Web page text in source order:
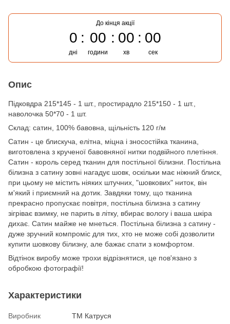
До кінця акції
0
дні
00
години
00
хв
00
сек
Опис
Підковдра 215*145 - 1 шт., простирадло 215*150 - 1 шт.,
наволочка 50*70 - 1 шт.
Cклад: сатин, 100% бавовна, щільність 120 г/м
Сатин - це блискуча, елітна, міцна і зносостійка тканина,
виготовлена з крученої бавовняної нитки подвійного плетіння.
Сатин - король серед тканин для постільної білизни. Постільна
білизна з сатину зовні нагадує шовк, оскільки має ніжний блиск,
при цьому не містить ніяких штучних, "шовкових" ниток, він
м'який і приємний на дотик. Завдяки тому, що тканина
прекрасно пропускає повітря, постільна білизна з сатину
зігріває взимку, не парить в літку, вбирає вологу і ваша шкіра
дихає. Сатин майже не мнеться. Постільна білизна з сатину -
дуже зручний компроміс для тих, хто не може собі дозволити
купити шовкову білизну, але бажає спати з комфортом.
Відтінок виробу може трохи відрізнятися, це пов'язано з
обробкою фотографії!
Характеристики
Виробник
ТМ Катруся